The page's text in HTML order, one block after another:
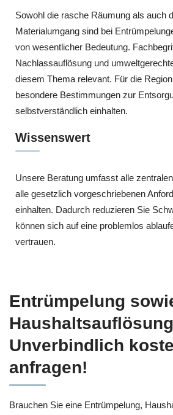
Sowohl die rasche Räumung als auch
Materialumgang sind bei
von wesentlicher Bedeutung.
Nachlassauflösung und
diesem Thema relevant. Für die
besondere Bestimmungen zur
selbstverständlich einhalten.
Wissenswert
Unsere Beratung umfasst alle
alle gesetzlich vorgeschriebenen
einhalten. Dadurch reduzieren Sie
können sich auf eine problemlos
vertrauen.
Entrümpelung
Unverbindlich
anfragen!
Brauchen Sie eine Entrümpelung,